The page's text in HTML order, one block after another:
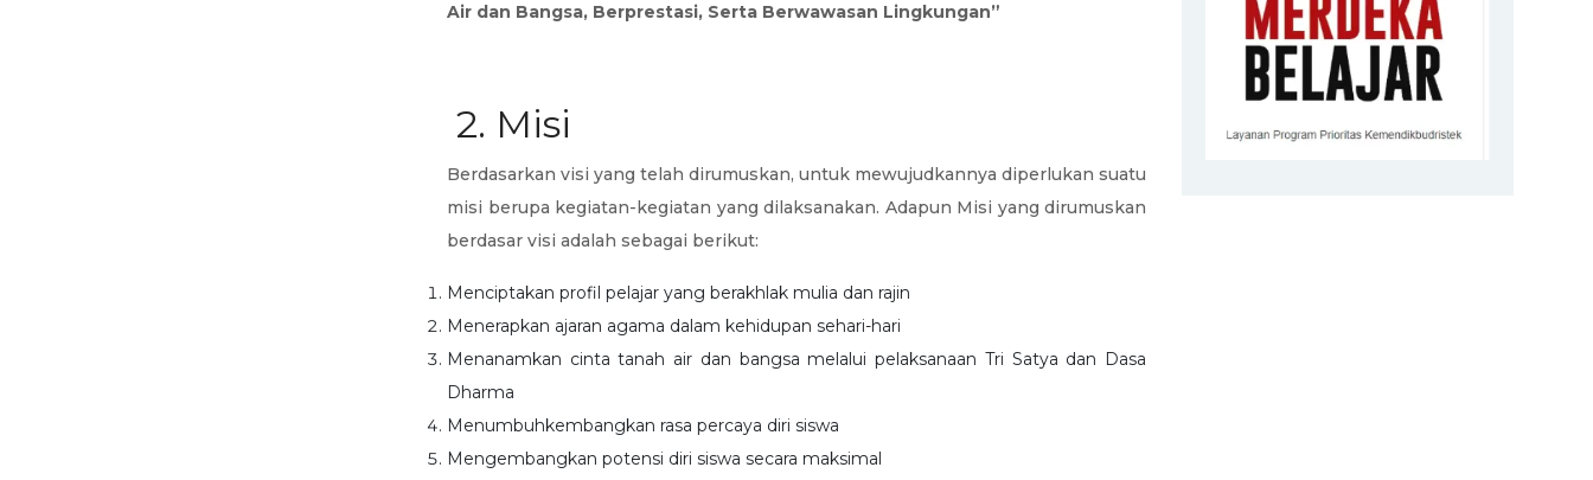
Air dan Bangsa, Berprestasi, Serta Berwawasan Lingkungan”
2. Misi
Berdasarkan visi yang telah dirumuskan, untuk mewujudkannya diperlukan suatu
misi berupa kegiatan-kegiatan yang dilaksanakan. Adapun Misi yang dirumuskan
berdasar visi adalah sebagai berikut:
Menciptakan profil pelajar yang berakhlak mulia dan rajin
Menerapkan ajaran agama dalam kehidupan sehari-hari
Menanamkan cinta tanah air dan bangsa melalui pelaksanaan Tri Satya dan Dasa
Dharma
Menumbuhkembangkan rasa percaya diri siswa
Mengembangkan potensi diri siswa secara maksimal